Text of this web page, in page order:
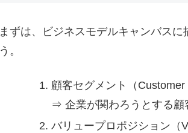
まずは、ビジネスモデルキャンバス
う。
顧客セグメント（Customer
⇒ 企業が関わろうとする顧
バリュープロポジション（